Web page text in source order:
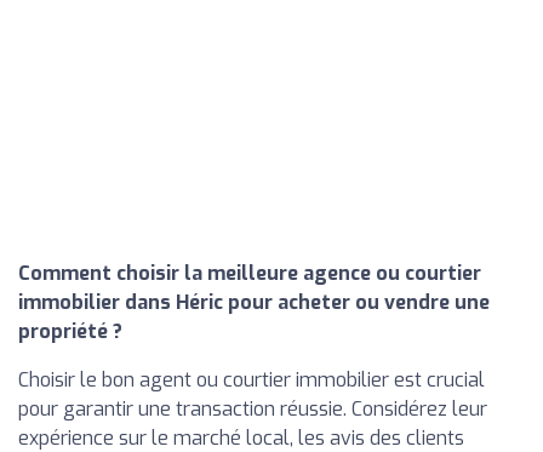
Comment choisir la meilleure agence ou courtier
immobilier dans Héric pour acheter ou vendre une
propriété ?
Choisir le bon agent ou courtier immobilier est crucial
pour garantir une transaction réussie. Considérez leur
expérience sur le marché local, les avis des clients